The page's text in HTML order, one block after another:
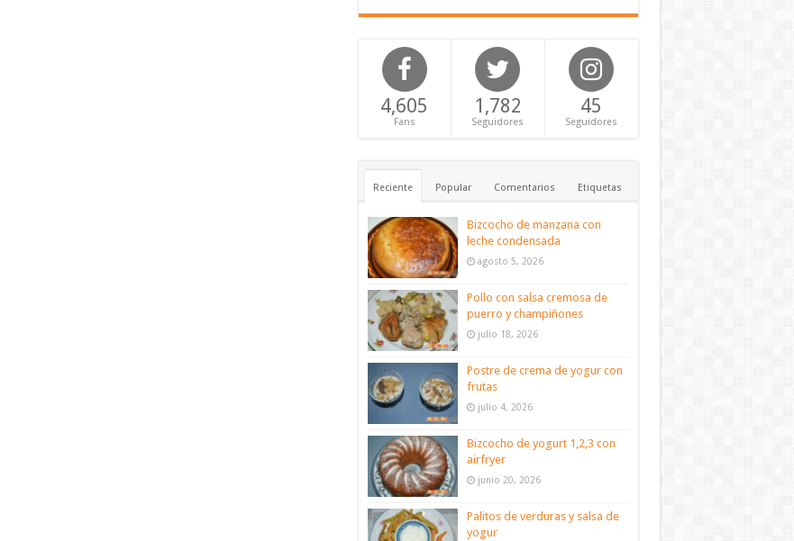
4,605
Fans
1,782
Seguidores
45
Seguidores
Reciente Popular Comentarios Etiquetas
Bizcocho de manzana con
leche condensada
agosto 5, 2026
Pollo con salsa cremosa de
puerro y champiñones
julio 18, 2026
Postre de crema de yogur con
frutas
julio 4, 2026
Bizcocho de yogurt 1,2,3 con
airfryer
junio 20, 2026
Palitos de verduras y salsa de
yogur